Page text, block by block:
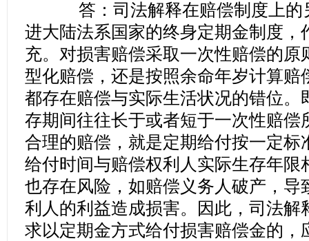
答：司法解释在赔偿制度上的
进大陆法系国家的终身定期金制度，
充。对损害赔偿采取一次性赔偿的原
型化赔偿，还是按照余命年岁计算赔
都存在赔偿与实际生活状况的错位。
存期间往往长于或者短于一次性赔偿
合理的赔偿，就是定期给付按一定标
给付时间与赔偿权利人实际生存年限
也存在风险，如赔偿义务人破产，导
利人的利益造成损害。因此，司法解
求以定期金方式给付损害赔偿金的，